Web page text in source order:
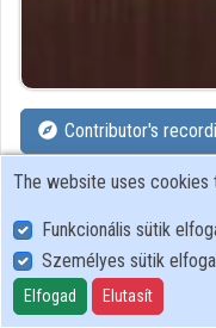
Contributor's
Profiles
Profile
RedIRIS - RED.ES
The website uses
Funkcionális sütik
Személyes sütik
Elfogad Elutasít